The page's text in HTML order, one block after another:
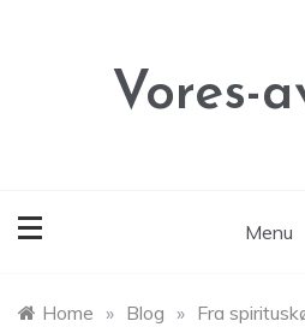
Vores-
Menu
Home » Blog » Fra